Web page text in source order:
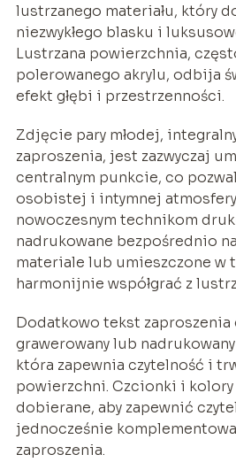
lustrzanego materiału, który
niezwykłego blasku i
Lustrzana powierzchnia,
polerowanego akrylu, odbija
efekt głębi i przestrzenności.
Zdjęcie pary młodej,
zaproszenia, jest zazwyczaj
centralnym punkcie, co
osobistej i intymnej
nowoczesnym technikom
nadrukowane bezpośrednio
materiale lub umieszczone w
harmonijnie współgrać z
Dodatkowo tekst
grawerowany lub
która zapewnia czytelność i
powierzchni. Czcionki i
dobierane, aby zapewnić
jednocześnie
zaproszenia.